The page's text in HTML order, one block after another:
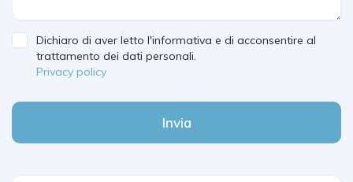
Dichiaro di aver letto l'informativa e di acconsentire al
trattamento dei dati personali.
Privacy policy
Invia